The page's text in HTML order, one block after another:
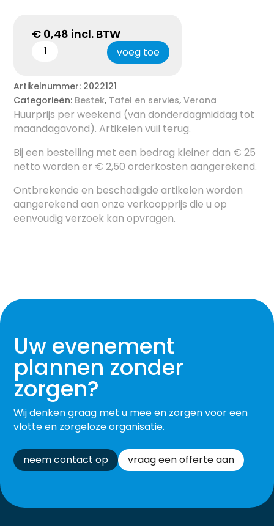
€ 0,48 incl. BTW
voeg toe
Artikelnummer: 2022121
Categorieën: Bestek, Tafel en servies,Verona
Huurprijs per weekend (van donderdagmiddag tot
maandagavond). Artikelen vuil terug.
Bij een bestelling met een bedrag kleiner dan € 25
netto worden er € 2,50 orderkosten aangerekend.
Ontbrekende en beschadigde artikelen worden
aangerekend aan onze verkoopprijs die u op
eenvoudig verzoek kan opvragen.
Uw evenement
plannen zonder
zorgen?
Wij denken graag met u mee en zorgen voor een
vlotte en zorgeloze organisatie.
neem contact op vraag een offerte aan